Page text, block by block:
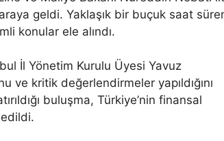
geldi. Yaklaşık bir buçuk saat
konular ele alındı.
İl Yönetim Kurulu Üyesi Yavuz
ve kritik değerlendirmeler yapıldığını
buluşma, Türkiye’nin finansal